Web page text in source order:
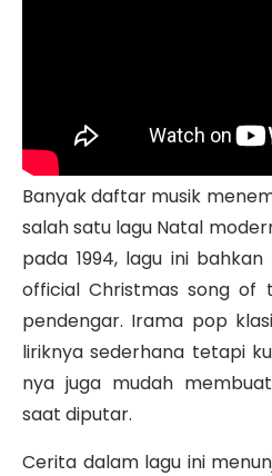
Banyak daftar musik
salah satu lagu Natal
pada 1994, lagu ini
official Christmas song of
pendengar. Irama pop
liriknya sederhana tetapi
nya juga mudah
saat diputar.
Cerita dalam lagu ini